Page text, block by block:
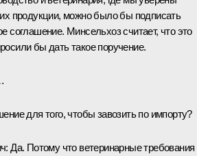
продукции, можно было бы подписать
соглашение. Минсельхоз считает, что это
бы дать такое поручение.
для того, чтобы завозить по импорту?
Да. Потому что ветеринарные требования